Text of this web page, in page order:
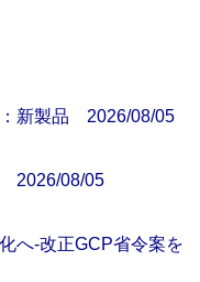
：新製品 2026/08/05
2026/08/05
へ‐改正GCP省令案を